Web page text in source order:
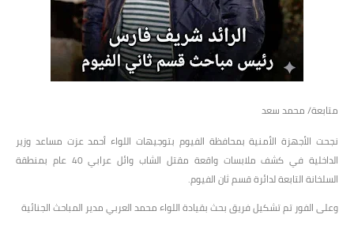
متابعة/ محمد سعد
نجحت الأجهزة الأمنية بمحافظة الفيوم بتوجيهات اللواء أحمد عزت مساعد وزير
الداخلية في كشف ملابسات واقعة مقتل الشاب وائل عرابي 40 عام بمنطقة
السلخانة التابعة لدائرة قسم ثان الفيوم.
وعلى الفور تم تشكيل فريق بحث بقيادة اللواء محمد العربي مدير المباحث الجنائية